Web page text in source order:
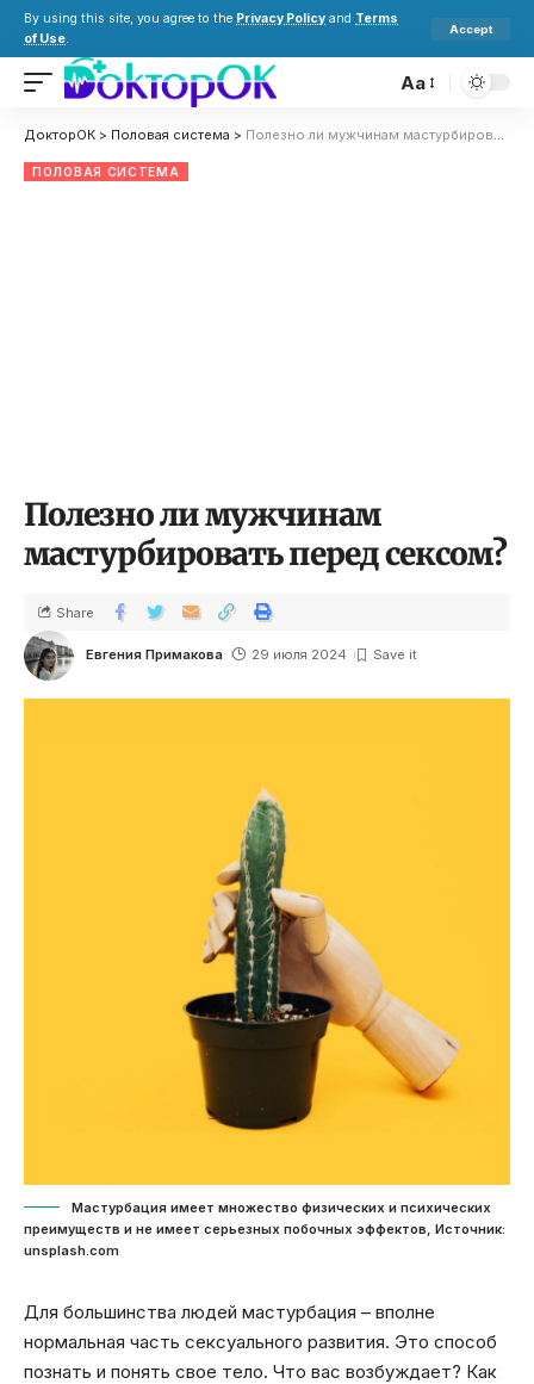
By using this site, you agree to the Privacy Policy and Terms
of Use.
Accept
Aa
ДокторОК > Половая система > Полезно ли мужчинам мастурбировать перед сексом?
ПОЛОВАЯ СИСТЕМА
Полезно ли мужчинам
мастурбировать перед сексом?
Евгения Примакова 29 июля 2024
Share
Мастурбация имеет множество физических и психических
преимуществ и не имеет серьезных побочных эффектов, Источник:
unsplash.com
Для большинства людей мастурбация – вполне
нормальная часть сексуального развития. Это способ
познать и понять свое тело. Что вас возбуждает? Как